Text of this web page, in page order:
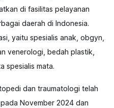
di fasilitas pelayanan
daerah di Indonesia.
yaitu spesialis anak, obgyn,
venerologi, bedah plastik,
spesialis mata.
dan traumatologi telah
November 2024 dan